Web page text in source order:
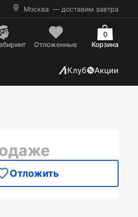
Москва — доставим завтра
Отложенные Корзина
0
Клуб Акции
Отложить